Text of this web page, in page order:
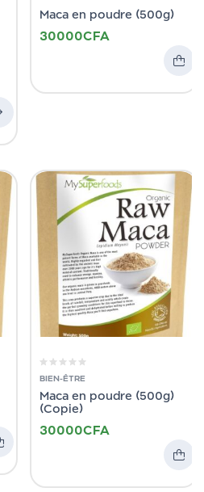
Maca en poudre (500g)
30000CFA
BIEN-ÊTRE
Maca en poudre (500g)
(Copie)
30000CFA